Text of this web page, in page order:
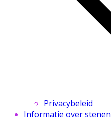
Privacybeleid
Informatie over stenen